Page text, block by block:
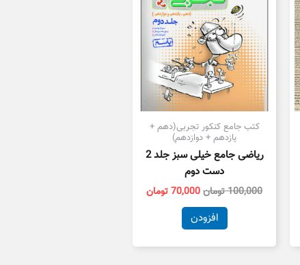
کتب جامع کنکور تجربی(دهم +
یازدهم + دوازدهم)
ریاضی جامع خیلی سبز جلد 2
دست دوم
100,000تومان70,000تومان
افزودن